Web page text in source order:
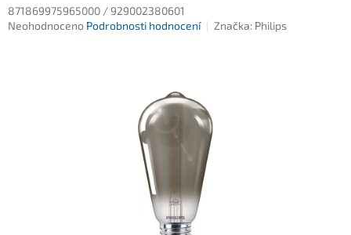
871869975965000 / 929002380601
Průměrné
Neohodnoceno Podrobnosti hodnocení Značka: Philips